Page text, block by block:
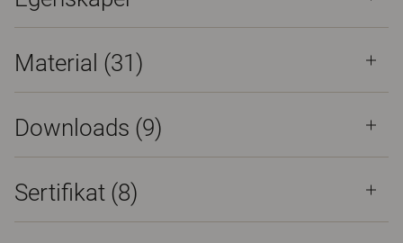
Material (31)
Downloads (9)
Sertifikat (8)